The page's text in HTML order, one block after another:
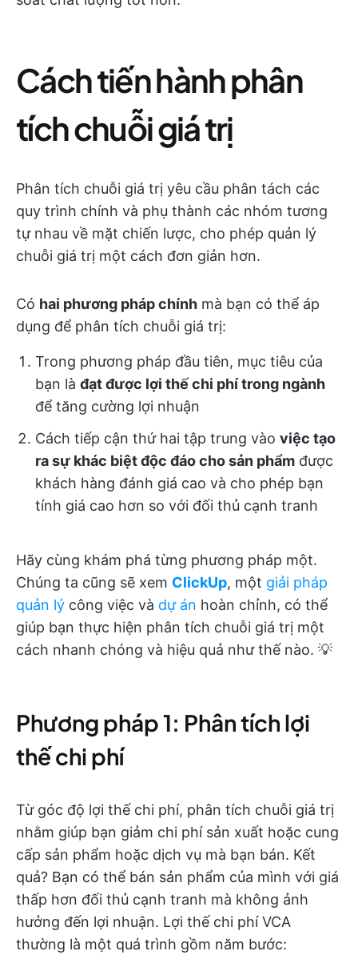
Cách tiến hành phân
tích chuỗi giá trị
Phân tích chuỗi giá trị yêu cầu phân tách các
quy trình chính và phụ thành các nhóm tương
tự nhau về mặt chiến lược, cho phép quản lý
chuỗi giá trị một cách đơn giản hơn.
Có hai phương pháp chính mà bạn có thể áp
dụng để phân tích chuỗi giá trị:
Trong phương pháp đầu tiên, mục tiêu của
bạn là đạt được lợi thế chi phí trong ngành
để tăng cường lợi nhuận
Cách tiếp cận thứ hai tập trung vào việc tạo
ra sự khác biệt độc đáo cho sản phẩm được
khách hàng đánh giá cao và cho phép bạn
tính giá cao hơn so với đối thủ cạnh tranh
Hãy cùng khám phá từng phương pháp một.
Chúng ta cũng sẽ xem ClickUp, một giải pháp
quản lý công việc và dự án hoàn chỉnh, có thể
giúp bạn thực hiện phân tích chuỗi giá trị một
cách nhanh chóng và hiệu quả như thế nào. 💡
Phương pháp 1: Phân tích lợi
thế chi phí
Từ góc độ lợi thế chi phí, phân tích chuỗi giá trị
nhằm giúp bạn giảm chi phí sản xuất hoặc cung
cấp sản phẩm hoặc dịch vụ mà bạn bán. Kết
quả? Bạn có thể bán sản phẩm của mình với giá
thấp hơn đối thủ cạnh tranh mà không ảnh
hưởng đến lợi nhuận. Lợi thế chi phí VCA
thường là một quá trình gồm năm bước: